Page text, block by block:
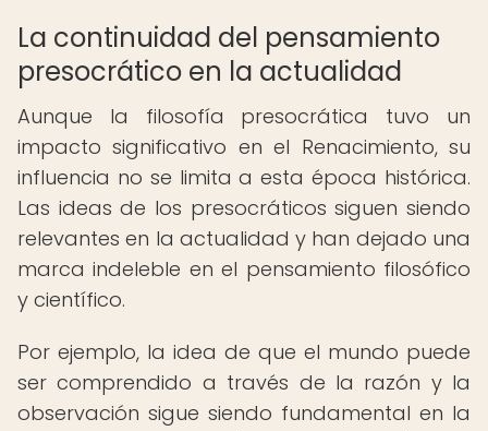
La continuidad del pensamiento
presocrático en la actualidad
Aunque la filosofía presocrática tuvo un
impacto significativo en el Renacimiento, su
influencia no se limita a esta época histórica.
Las ideas de los presocráticos siguen siendo
relevantes en la actualidad y han dejado una
marca indeleble en el pensamiento filosófico
y científico.
Por ejemplo, la idea de que el mundo puede
ser comprendido a través de la razón y la
observación sigue siendo fundamental en la